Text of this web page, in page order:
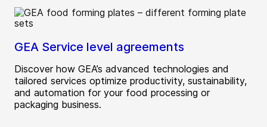
GEA Service level agreements
Discover how GEA’s advanced technologies and
tailored services optimize productivity, sustainability,
and automation for your food processing or
packaging business.